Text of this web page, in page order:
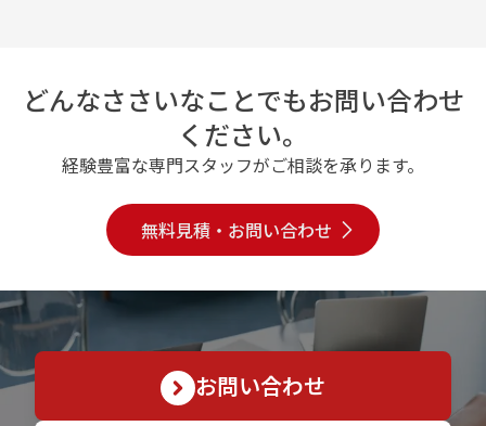
どんなささいなことでもお問い合わせ
ください。
経験豊富な専門スタッフがご相談を承ります。
無料見積・お問い合わせ
お問い合わせ